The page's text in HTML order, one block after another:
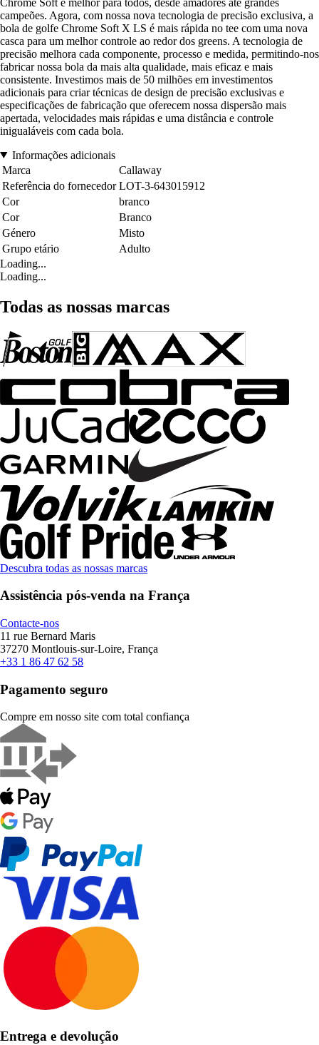
campeões. Agora, com nossa nova tecnologia de precisão exclusiva, a
bola de golfe Chrome Soft X LS é mais rápida no tee com uma nova
casca para um melhor controle ao redor dos greens. A tecnologia de
precisão melhora cada componente, processo e medida, permitindo-nos
fabricar nossa bola da mais alta qualidade, mais eficaz e mais
consistente. Investimos mais de 50 milhões em investimentos
adicionais para criar técnicas de design de precisão exclusivas e
especificações de fabricação que oferecem nossa dispersão mais
apertada, velocidades mais rápidas e uma distância e controle
inigualáveis com cada bola.
Informações adicionais
Marca
Callaway
Referência do fornecedor LOT-3-643015912
Cor
branco
Cor
Branco
Género
Misto
Grupo etário
Adulto
Loading...
Loading...
Todas as nossas marcas
Descubra todas as nossas marcas
Assistência pós-venda na França
Contacte-nos
11 rue Bernard Maris
37270 Montlouis-sur-Loire, França
+33 1 86 47 62 58
Pagamento seguro
Compre em nosso site com total confiança
Entrega e devolução